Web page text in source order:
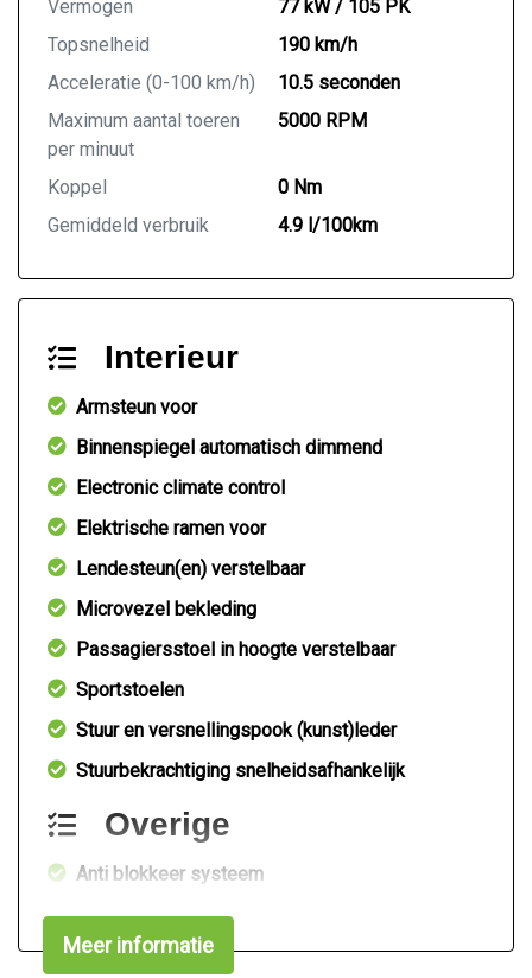
Vermogen
77 kW / 105 PK
Topsnelheid
190 km/h
Acceleratie (0-100 km/h)
10.5 seconden
Maximum aantal toeren
per minuut
5000 RPM
Koppel
0 Nm
Gemiddeld verbruik
4.9 l/100km
Interieur
Armsteun voor
Binnenspiegel automatisch dimmend
Electronic climate control
Elektrische ramen voor
Lendesteun(en) verstelbaar
Microvezel bekleding
Passagiersstoel in hoogte verstelbaar
Sportstoelen
Stuur en versnellingspook (kunst)leder
Stuurbekrachtiging snelheidsafhankelijk
Overige
Anti blokkeer systeem
Anti doorslip regeling
Bestuurdersairbag
Meer informatie